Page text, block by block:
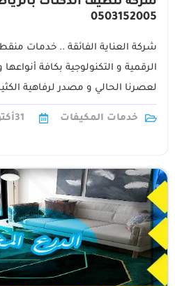
0503152005
شركة العناية الفائقة .. خدمات
الرقمية و التكنولوجية بكافة
لعصرنا الحالي و مصدر لرفاهية
الاستغناء عنها1
خدمات المكيفات
31